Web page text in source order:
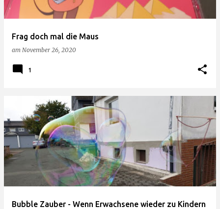
Frag doch mal die Maus
am November 26, 2020
1
Bubble Zauber - Wenn Erwachsene wieder zu Kindern